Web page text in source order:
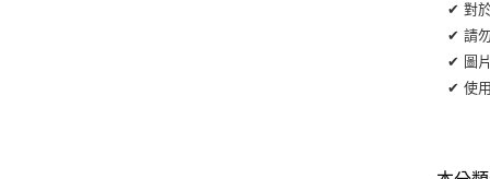
✔ 對
✔ 請
✔ 圖
✔ 使